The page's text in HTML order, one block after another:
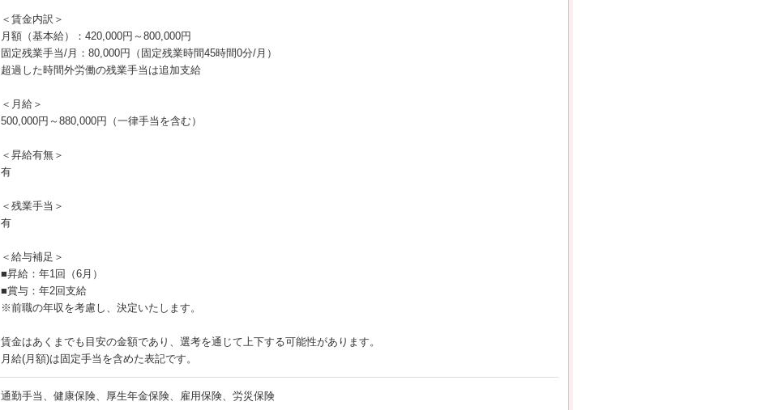
＜賃金内訳＞
月額（基本給）：420,000円～800,000円
固定残業手当/月：80,000円（固定残業時間45時間0分/月）
超過した時間外労働の残業手当は追加支給
＜月給＞
500,000円～880,000円（一律手当を含む）
＜昇給有無＞
有
＜残業手当＞
有
＜給与補足＞
■昇給：年1回（6月）
■賞与：年2回支給
※前職の年収を考慮し、決定いたします。
賃金はあくまでも目安の金額であり、選考を通じて上下する可能性があります。
月給(月額)は固定手当を含めた表記です。
通勤手当、健康保険、厚生年金保険、雇用保険、労災保険